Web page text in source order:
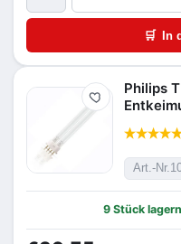
🛒 In
Merken
Philips
Art.-Nr.
9 Stück